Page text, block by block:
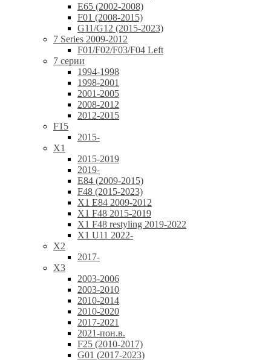
E65 (2002-2008)
F01 (2008-2015)
G11/G12 (2015-2023)
7 Series 2009-2012
F01/F02/F03/F04 Left
7 серии
1994-1998
1998-2001
2001-2005
2008-2012
2012-2015
F15
2015-
X1
2015-2019
2019-
E84 (2009-2015)
F48 (2015-2023)
X1 E84 2009-2012
X1 F48 2015-2019
X1 F48 restyling 2019-2022
X1 U11 2022-
X2
2017-
X3
2003-2006
2003-2010
2010-2014
2010-2020
2017-2021
2021-пон.в.
F25 (2010-2017)
G01 (2017-2023)